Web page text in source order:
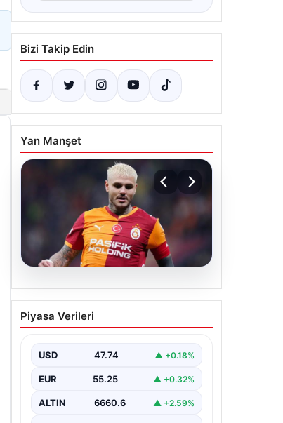
Bizi Takip Edin
Yan Manşet
07.08.2026
Mauro Icardi ile
Galatasaray arasındaki
Piyasa Verileri
USD 47.74 ▲ +0.18%
EUR 55.25 ▲ +0.32%
ALTIN 6660.6 ▲ +2.59%